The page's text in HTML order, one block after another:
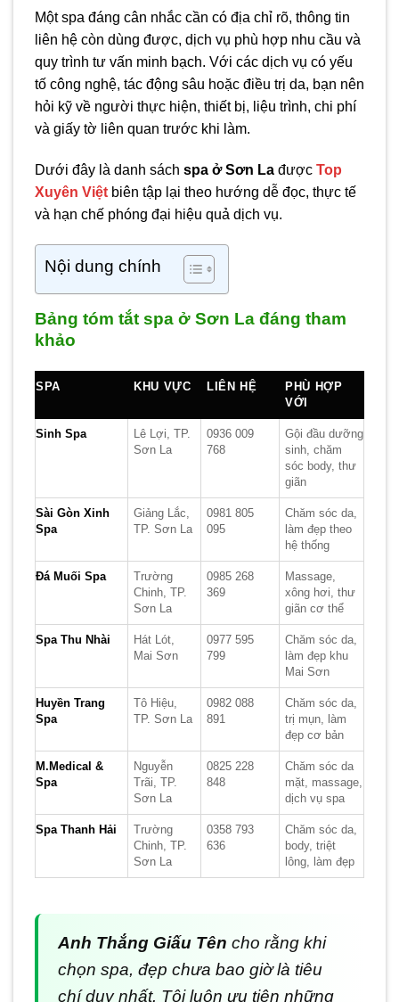
Một spa đáng cân nhắc cần có địa chỉ rõ, thông tin
liên hệ còn dùng được, dịch vụ phù hợp nhu cầu và
quy trình tư vấn minh bạch. Với các dịch vụ có yếu
tố công nghệ, tác động sâu hoặc điều trị da, bạn nên
hỏi kỹ về người thực hiện, thiết bị, liệu trình, chi phí
và giấy tờ liên quan trước khi làm.
Dưới đây là danh sách spa ở Sơn La được Top
Xuyên Việt biên tập lại theo hướng dễ đọc, thực tế
và hạn chế phóng đại hiệu quả dịch vụ.
Nội dung chính
Bảng tóm tắt spa ở Sơn La đáng tham
khảo
SPA KHU VỰC LIÊN HỆ
PHÙ HỢP
VỚI
Sinh Spa
Lê Lợi, TP.
Sơn La
0936 009
768
Gội đầu dưỡng
sinh, chăm
sóc body, thư
giãn
Sài Gòn Xinh
Spa
Giảng Lắc,
TP. Sơn La
0981 805
095
Chăm sóc da,
làm đẹp theo
hệ thống
Đá Muối Spa
Trường
Chinh, TP.
Sơn La
0985 268
369
Massage,
xông hơi, thư
giãn cơ thể
Spa Thu Nhài
Hát Lót,
Mai Sơn
0977 595
799
Chăm sóc da,
làm đẹp khu
Mai Sơn
Huyền Trang
Spa
Tô Hiệu,
TP. Sơn La
0982 088
891
Chăm sóc da,
trị mụn, làm
đẹp cơ bản
M.Medical &
Spa
Nguyễn
Trãi, TP.
Sơn La
0825 228
848
Chăm sóc da
mặt, massage,
dịch vụ spa
Spa Thanh Hải
Trường
Chinh, TP.
Sơn La
0358 793
636
Chăm sóc da,
body, triệt
lông, làm đẹp
Anh Thắng Giấu Tên cho rằng khi
chọn spa, đẹp chưa bao giờ là tiêu
chí duy nhất. Tôi luôn ưu tiên những